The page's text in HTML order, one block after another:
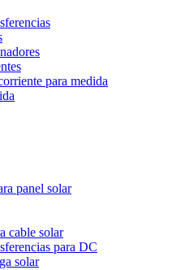
para medida
panel solar
cable solar
para DC
solar